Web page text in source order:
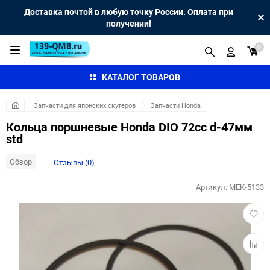
Доставка почтой в любую точку России. Оплата при
получении!
КАТАЛОГ ТОВАРОВ
0
Запчасти для японских скутеров Запчасти Honda
Кольца поршневые Honda DIO 72cc d-47мм
std
Обзор Отзывы (0)
в
к
Артикул: MEK-5133